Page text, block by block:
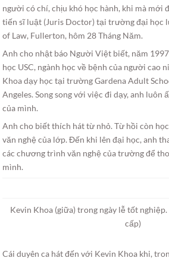
người có chí, chịu khó học hành, khi mà mới
tiến sĩ luật (Juris Doctor) tại trường đại học
of Law, Fullerton, hôm 28 Tháng Năm.
Anh cho nhật báo Người Việt biết, năm
học USC, ngành học về bệnh của người cao
Khoa dạy học tại trường Gardena Adult
Angeles. Song song với việc đi dạy, anh luôn
của mình.
Anh cho biết thích hát từ nhỏ. Từ hồi còn
văn nghệ của lớp. Đến khi lên đại học, anh
các chương trình văn nghệ của trường để
mình.
Kevin Khoa (giữa) trong ngày lễ tốt
cấp)
Cái duyên ca hát đến với Kevin Khoa khi,